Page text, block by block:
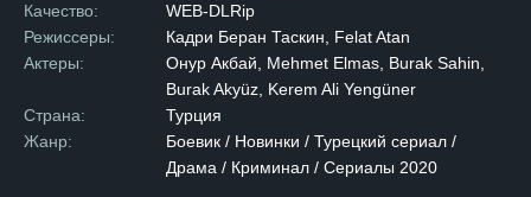
и открывая новые горизонты.
Сериал затрагивает важные
темы: от борьбы
с внутренними демонами
до попыток найти своё место
бывает добр.
Качество:
WEB-DLRip
Режиссеры:
Кадри Беран Таскин, Felat Atan
Актеры:
Онур Акбай, Mehmet Elmas, Burak Sahin,
Burak Akyüz, Kerem Ali Yengüner
Страна:
Турция
Жанр:
Боевик / Новинки / Турецкий сериал /
Драма / Криминал / Сериалы 2020